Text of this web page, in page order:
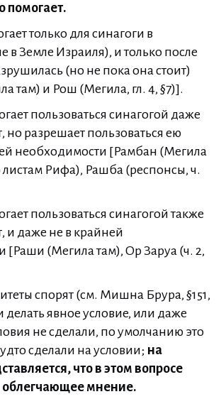
помогает.
только для синагоги в
в Земле Израиля), и только после
(но не пока она стоит)
там) и Рош (Мегила, гл. 4, §7)].
пользоваться синагогой даже
но разрешает пользоваться ею
необходимости [Рамбан (Мегила
листам Рифа), Рашба (респонсы, ч.
пользоваться синагогой также
и даже не в крайней
[Раши (Мегила там), Ор Заруа (ч. 2,
спорят (см. Мишна Брура, §151,
делать явное условие, или даже
не сделали, по умолчанию это
сделали на условии; на
что в этом вопросе
облегчающее мнение.